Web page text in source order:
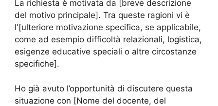
La richiesta è motivata da [breve descrizione
del motivo principale]. Tra queste ragioni vi è
l'[ulteriore motivazione specifica, se applicabile,
come ad esempio difficoltà relazionali, logistica,
esigenze educative speciali o altre circostanze
specifiche].
Ho già avuto l’opportunità di discutere questa
situazione con [Nome del docente, del